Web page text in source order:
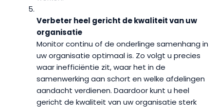
Verbeter heel gericht de kwaliteit van uw
organisatie
Monitor continu of de onderlinge samenhang in
uw organisatie optimaal is. Zo volgt u precies
waar inefficiëntie zit, waar het in de
samenwerking aan schort en welke afdelingen
aandacht verdienen. Daardoor kunt u heel
gericht de kwaliteit van uw organisatie sterk